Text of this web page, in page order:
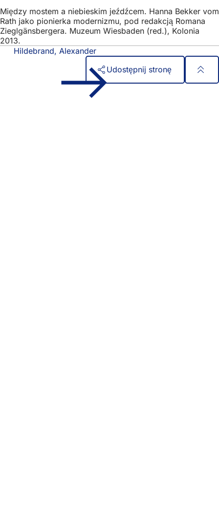
Między mostem a niebieskim jeźdźcem. Hanna Bekker vom
Rath jako pionierka modernizmu, pod redakcją Romana
Zieglgänsbergera. Muzeum Wiesbaden (red.), Kolonia
2013.
Hildebrand, Alexander
Udostępnij stronę